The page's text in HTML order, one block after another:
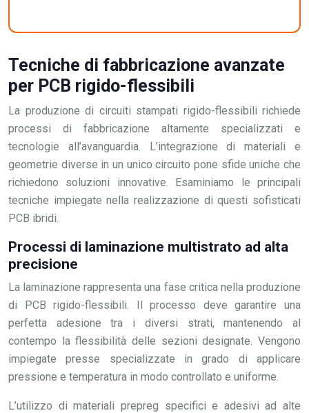
Tecniche di fabbricazione avanzate
per PCB rigido-flessibili
La produzione di circuiti stampati rigido-flessibili richiede
processi di fabbricazione altamente specializzati e
tecnologie all’avanguardia. L’integrazione di materiali e
geometrie diverse in un unico circuito pone sfide uniche che
richiedono soluzioni innovative. Esaminiamo le principali
tecniche impiegate nella realizzazione di questi sofisticati
PCB ibridi.
Processi di laminazione multistrato ad alta
precisione
La laminazione rappresenta una fase critica nella produzione
di PCB rigido-flessibili. Il processo deve garantire una
perfetta adesione tra i diversi strati, mantenendo al
contempo la flessibilità delle sezioni designate. Vengono
impiegate presse specializzate in grado di applicare
pressione e temperatura in modo controllato e uniforme.
L’utilizzo di materiali prepreg specifici e adesivi ad alte